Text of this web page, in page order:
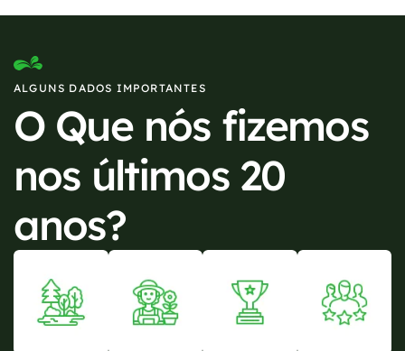
ALGUNS DADOS IMPORTANTES
O Que nós fizemos
nos últimos 20
anos?